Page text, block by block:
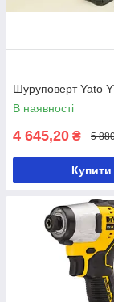
Шуруповерт Yato
В наявності
4 645,20 ₴ 5
Купити